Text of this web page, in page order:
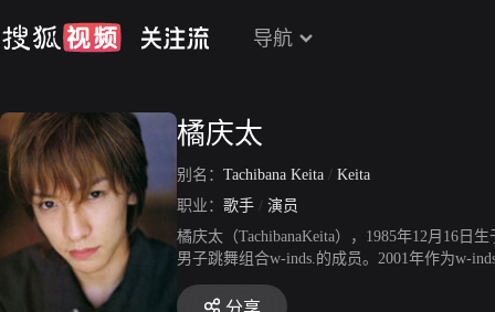
导航
橘庆太
别名： Tachibana Keita / Keita
职业： 歌手 / 演员
橘庆太（TachibanaKeita），1985年12月16日
男子跳舞组合w-inds.的成员。2001年作为w-
正式再次出道。2007年，发行日语专辑《
组合开启夏季全日本巡回演唱会。2011年，组
分享